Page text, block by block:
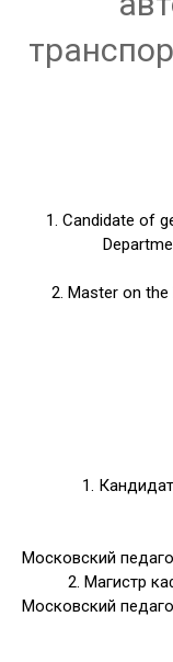
1. Candidate of
2. Master on
1.
Московский
2. Магистр
Московский